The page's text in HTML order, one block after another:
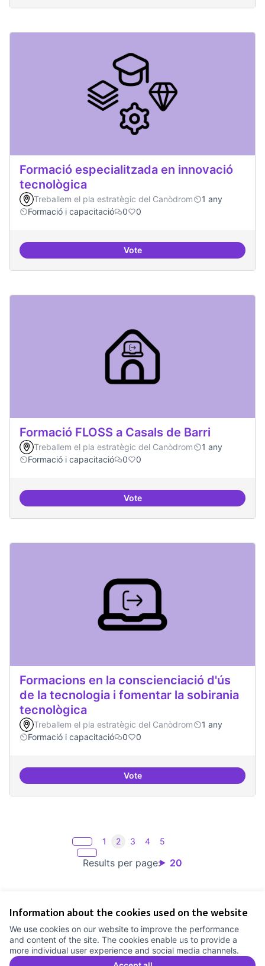
Information about the cookies used on the website
We use cookies on our website to improve the performance
and content of the site. The cookies enable us to provide a
more individual user experience and social media channels.
Formació especialitzada en innovació
tecnològica
Treballem el pla estratègic del Canòdrom
1 any
Formació i capacitació
0 0
VoteFormació especialitzada en
Formació FLOSS a Casals de Barri
Treballem el pla estratègic del Canòdrom
1 any
Formació i capacitació
0 0
VoteFormació FLOSS a Casals de
Formacions en la conscienciació d'ús
de la tecnologia i fomentar la sobirania
tecnològica
Treballem el pla estratègic del Canòdrom
1 any
Formació i capacitació
0 0
VoteFormacions en la
Results per page: 20
1 2 3 4 5
Cookie settings
Comunitat Canòdrom at Facebook
(External link)
Comunitat Canòdrom at Instagram
(External link)
Comunitat Canòdrom at YouTube
(External link)
English
Triar la llenguaElegir el idiomaChoose language